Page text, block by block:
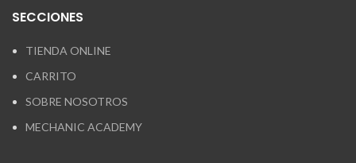
SECCIONES
TIENDA ONLINE
CARRITO
SOBRE NOSOTROS
MECHANIC ACADEMY